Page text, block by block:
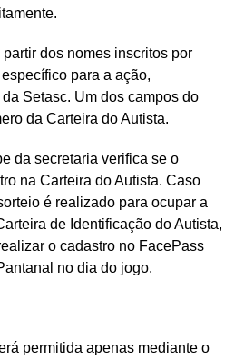
dos nomes inscritos por
para a ação,
Setasc. Um dos campos do
da Carteira do Autista.
da secretaria verifica se o
na Carteira do Autista. Caso
é realizado para ocupar a
de Identificação do Autista,
o cadastro no FacePass
no dia do jogo.
permitida apenas mediante o